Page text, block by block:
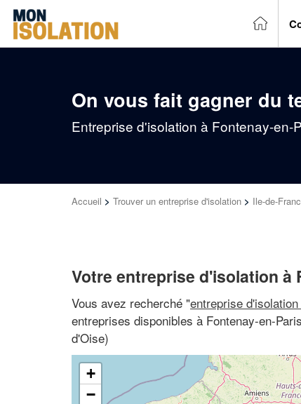
On vous fait gagner du
Entreprise d'isolation à Fontenay-en-
Accueil > Trouver un entreprise d'isolation > Ile-de-
Votre entreprise d'isolation à
Vous avez recherché "entreprise
entreprises disponibles à Fontenay-en-
d'Oise)
+
−